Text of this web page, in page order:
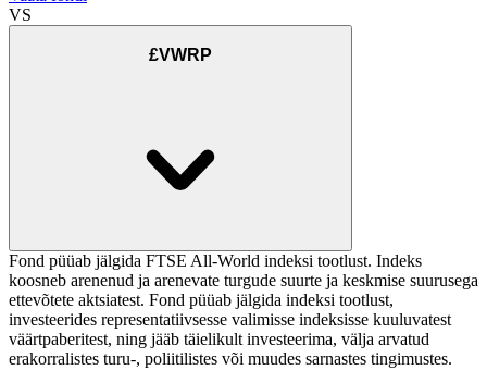
VS
£VWRP
Fond püüab jälgida FTSE All-World indeksi tootlust. Indeks
koosneb arenenud ja arenevate turgude suurte ja keskmise suurusega
ettevõtete aktsiatest. Fond püüab jälgida indeksi tootlust,
investeerides representatiivsesse valimisse indeksisse kuuluvatest
väärtpaberitest, ning jääb täielikult investeerima, välja arvatud
erakorralistes turu-, poliitilistes või muudes sarnastes tingimustes.